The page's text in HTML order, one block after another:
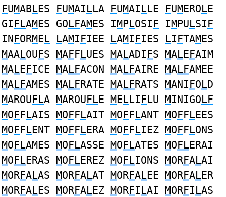
FUMABLES FUMAILLA FUMAILLE FUMEROLE
GIFLAMES GOLFAMES IMPLOSIF IMPULSIF
INFORMEL LAMIFIEE LAMIFIES LIFTAMES
MAALOUFS MAFFLUES MALADIFS MALEFAIM
MALEFICE MALFACON MALFAIRE MALFAMEE
MALFAMES MALFRATE MALFRATS MANIFOLD
MAROUFLA MAROUFLE MELLIFLU MINIGOLF
MOFFLAIS MOFFLAIT MOFFLANT MOFFLEES
MOFFLENT MOFFLERA MOFFLIEZ MOFFLONS
MOFLAMES MOFLASSE MOFLATES MOFLERAI
MOFLERAS MOFLEREZ MOFLIONS MORFALAI
MORFALAS MORFALAT MORFALEE MORFALER
MORFALES MORFALEZ MORFILAI MORFILAS